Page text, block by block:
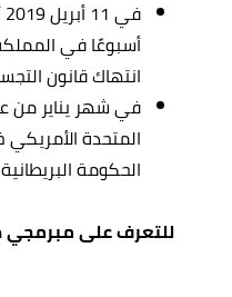
أسبوعًا في
انتهاك قانون
المتحدة
الحكومة
للتعرف على مبرمجي